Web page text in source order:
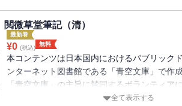
微草堂筆記（清）
最新巻
¥0 (税込)
無料
本コンテンツは日本国内におけるパブリック
ンターネット図書館である「青空文庫」で作
「青空文庫」の主旨に賛同するボランティア
り、注釈等が追記されている場合があります。
全て表示する